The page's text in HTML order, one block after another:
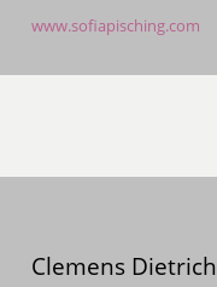
www.sofiapisching.com
Clemens Dietrich